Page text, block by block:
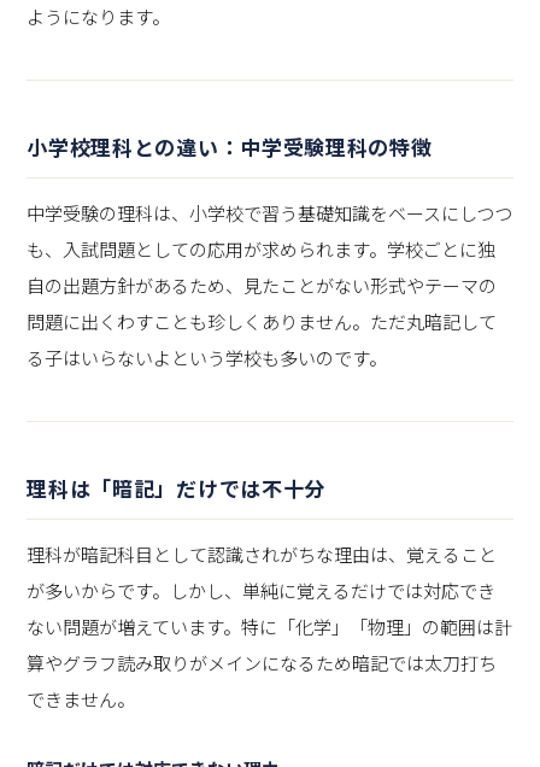
ようになります。
小学校理科との違い：中学受験理科の特徴
中学受験の理科は、小学校で習う基礎知識をベースにしつつ
も、入試問題としての応用が求められます。学校ごとに独
自の出題方針があるため、見たことがない形式やテーマの
問題に出くわすことも珍しくありません。ただ丸暗記して
る子はいらないよという学校も多いのです。
理科は「暗記」だけでは不十分
理科が暗記科目として認識されがちな理由は、覚えること
が多いからです。しかし、単純に覚えるだけでは対応でき
ない問題が増えています。特に「化学」「物理」の範囲は計
算やグラフ読み取りがメインになるため暗記では太刀打ち
できません。